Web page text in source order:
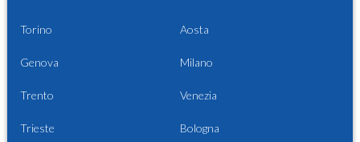
Torino Aosta
Genova Milano
Trento Venezia
Trieste Bologna